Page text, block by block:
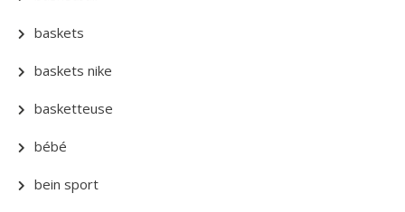
baskets
baskets nike
basketteuse
bébé
bein sport